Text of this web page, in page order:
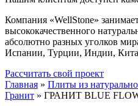
Компания «WellStone»
высококачественного
абсолютно разных уголков
Испании, Турции, Индии,
Рассчитать свой проект
Главная » Плиты из
Гранит » ГРАНИТ BLUE